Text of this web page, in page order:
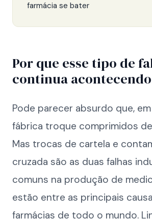
farmácia se bater
Por que esse tipo de
continua acontecendo
Pode parecer absurdo que,
fábrica troque comprimidos
Mas trocas de cartela e
cruzada são as duas falhas
comuns na produção de
estão entre as principais
farmácias de todo o mundo.